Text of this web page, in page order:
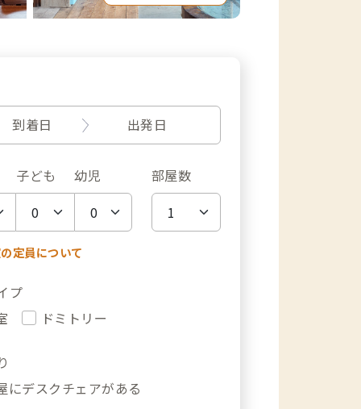
到着日 出発日
子ども 幼児 部屋数
定員について
プ
ドミトリー
にデスクチェアがある